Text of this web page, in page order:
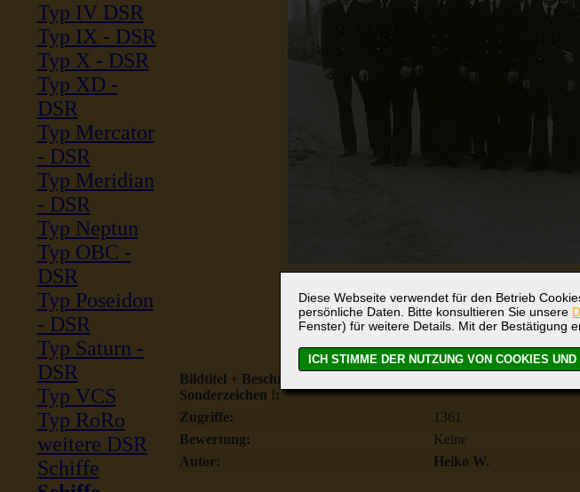
Diese Webseite verwendet für den Betrieb
persönliche Daten. Bitte konsultieren Sie unsere
Fenster) für weitere Details. Mit der Bestätigung
Typ IV DSR
Typ IX - DSR
Typ X - DSR
Typ XD -
DSR
Typ Mercator
- DSR
Typ Meridian
- DSR
Typ Neptun
Typ OBC -
DSR
Typ Poseidon
- DSR
Typ Saturn -
DSR
Typ VCS
Typ RoRo
weitere DSR
Schiffe
Bildtitel + Beschreibung ohne
Sonderzeichen !:
Zugriffe:
1361
Bewertung:
Keine
Autor:
Heiko W.